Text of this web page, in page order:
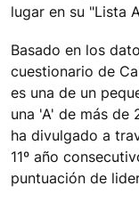
lugar en su "Lista
Basado en los
cuestionario de
es una de un
una 'A' de más de
ha divulgado a
11º año
puntuación de